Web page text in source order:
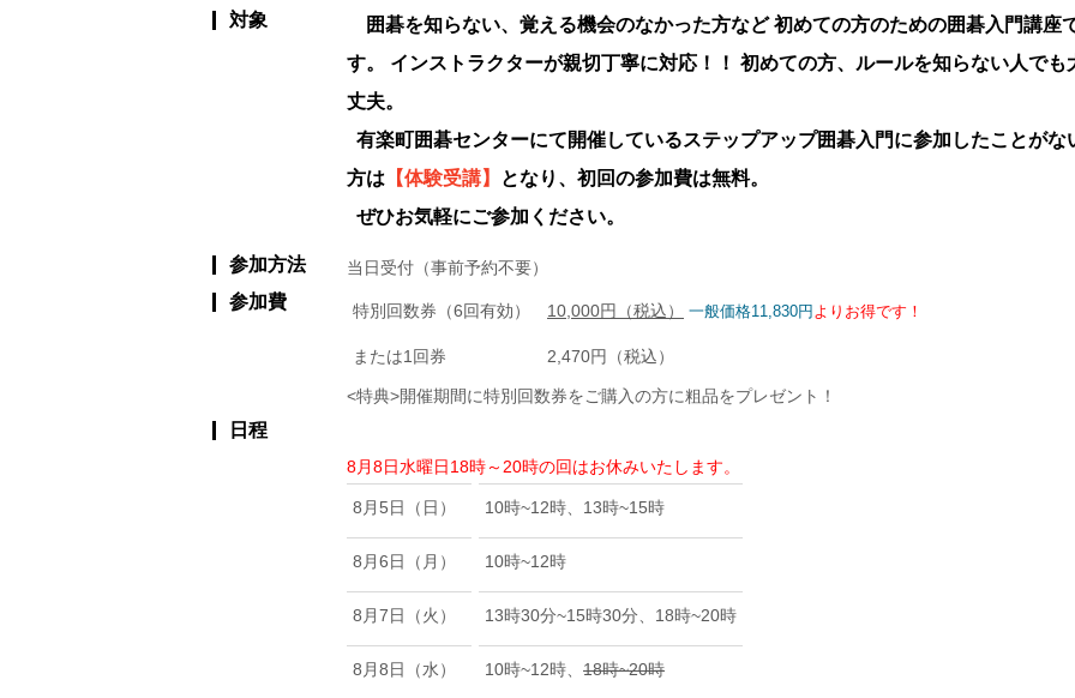
対象
囲碁を知らない、覚える機会のなかった方など 初めての方のための囲碁入門講座
す。 インストラクターが親切丁寧に対応！！ 初めての方、ルールを知らない人でも
丈夫。
有楽町囲碁センターにて開催しているステップアップ囲碁入門に参加したことがな
方は 【体験受講】
となり、初回の参加費は無料。
ぜひお気軽にご参加ください。
参加方法 当日受付（事前予約不要）
参加費 特別回数券（6回有効） 10,000円（税込） 一般価格11,830円 よりお得です！
または1回券 2,470円（税込）
<特典>開催期間に特別回数券をご購入の方に粗品をプレゼント！
日程
8月8日水曜日18時～20時の回はお休みいたします。
8月5日（日） 10時~12時、13時~15時
8月6日（月） 10時~12時
8月7日（火） 13時30分~15時30分、18時~20時
8月8日（水） 10時~12時、 18時~20時